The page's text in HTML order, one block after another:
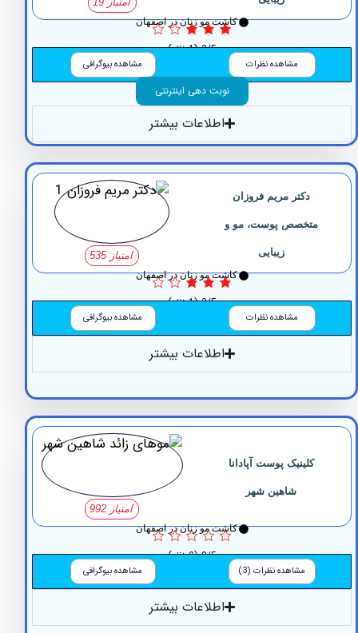
کاشت مو زنان در اصفهان
3/5 (1 نظر)
مشاهده نظرات مشاهده بیوگرافی
نوبت دهی اینترنتی
اطلاعات بیشتر
دکتر مریم فروزان
متخصص پوست، مو و
کاشت مو زنان در اصفهان
3/5 (1 نظر)
مشاهده نظرات مشاهده بیوگرافی
اطلاعات بیشتر
کلینیک پوست آپادانا
شاهین شهر
کاشت مو زنان در اصفهان
0/5 (0 نظر)
مشاهده نظرات (3) مشاهده بیوگرافی
اطلاعات بیشتر